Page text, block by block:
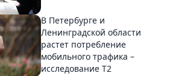
В Петербурге и
Ленинградской области
растет потребление
мобильного трафика –
исследование T2